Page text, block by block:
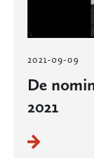
2021-09-09
De
2021